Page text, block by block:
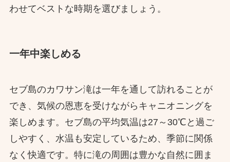
わせてベストな時期を選びましょう。
一年中楽しめる
セブ島のカワサン滝は一年を通して訪れることが
でき、気候の恩恵を受けながらキャニオニングを
楽しめます。セブ島の平均気温は27～30℃と過ご
しやすく、水温も安定しているため、季節に関係
なく快適です。特に滝の周囲は豊かな自然に囲ま